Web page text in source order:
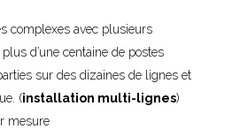
complexes avec plusieurs
d’une centaine de postes
sur des dizaines de lignes et
(installation multi-lignes)
mesure